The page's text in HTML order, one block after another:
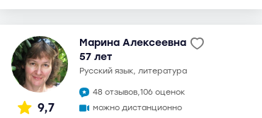
9,7
Марина Алексеевна
57 лет
русский язык, литература
48 отзывов,106 оценок
можно дистанционно